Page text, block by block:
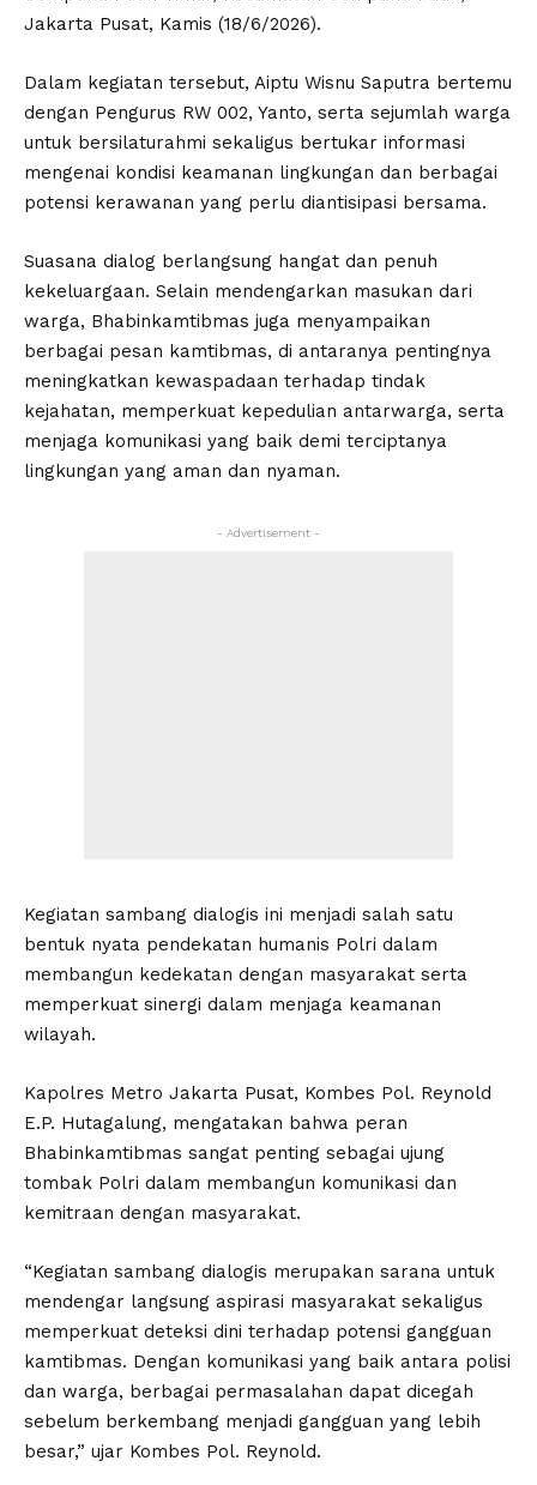
Jakarta Pusat, Kamis (18/6/2026).
Dalam kegiatan tersebut, Aiptu Wisnu Saputra bertemu
dengan Pengurus RW 002, Yanto, serta sejumlah warga
untuk bersilaturahmi sekaligus bertukar informasi
mengenai kondisi keamanan lingkungan dan berbagai
potensi kerawanan yang perlu diantisipasi bersama.
Suasana dialog berlangsung hangat dan penuh
kekeluargaan. Selain mendengarkan masukan dari
warga, Bhabinkamtibmas juga menyampaikan
berbagai pesan kamtibmas, di antaranya pentingnya
meningkatkan kewaspadaan terhadap tindak
kejahatan, memperkuat kepedulian antarwarga, serta
menjaga komunikasi yang baik demi terciptanya
lingkungan yang aman dan nyaman.
- Advertisement -
Kegiatan sambang dialogis ini menjadi salah satu
bentuk nyata pendekatan humanis Polri dalam
membangun kedekatan dengan masyarakat serta
memperkuat sinergi dalam menjaga keamanan
wilayah.
Kapolres Metro Jakarta Pusat, Kombes Pol. Reynold
E.P. Hutagalung, mengatakan bahwa peran
Bhabinkamtibmas sangat penting sebagai ujung
tombak Polri dalam membangun komunikasi dan
kemitraan dengan masyarakat.
“Kegiatan sambang dialogis merupakan sarana untuk
mendengar langsung aspirasi masyarakat sekaligus
memperkuat deteksi dini terhadap potensi gangguan
kamtibmas. Dengan komunikasi yang baik antara polisi
dan warga, berbagai permasalahan dapat dicegah
sebelum berkembang menjadi gangguan yang lebih
besar,” ujar Kombes Pol. Reynold.